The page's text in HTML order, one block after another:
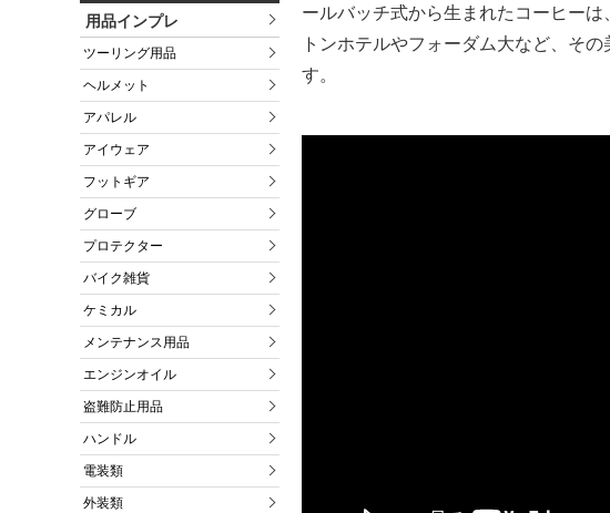
用品インプレ
ツーリング用品
ヘルメット
アパレル
アイウェア
フットギア
グローブ
プロテクター
バイク雑貨
ケミカル
メンテナンス用品
エンジンオイル
盗難防止用品
ハンドル
電装類
外装類
ールバッチ式から生まれたコーヒー
トンホテルやフォーダム大など、そ
す。